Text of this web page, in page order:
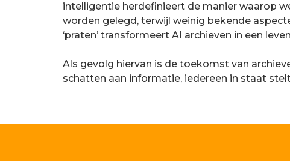
intelligentie herdefinieert de manier waarop
worden gelegd, terwijl weinig bekende
‘praten’ transformeert AI archieven in een
Als gevolg hiervan is de toekomst van
schatten aan informatie, iedereen in staat